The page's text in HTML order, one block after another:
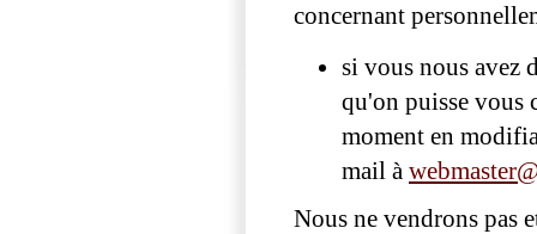
concernant
si vous nous avez
qu'on puisse vous
moment en
mail à
Nous ne vendrons pas